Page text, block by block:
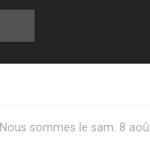
Nous sommes le sam. 8